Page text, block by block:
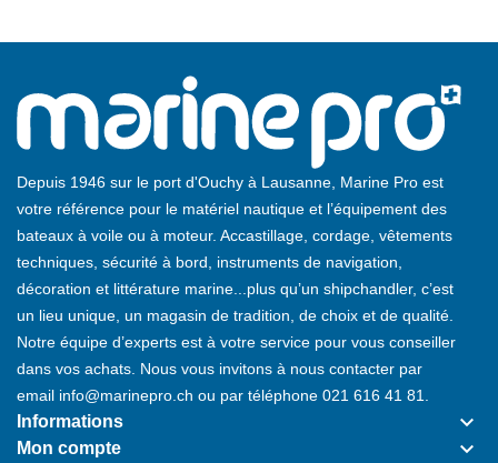
Depuis 1946 sur le port d'Ouchy à Lausanne, Marine Pro est
votre référence pour le matériel nautique et l’équipement des
bateaux à voile ou à moteur. Accastillage, cordage, vêtements
techniques, sécurité à bord, instruments de navigation,
décoration et littérature marine...plus qu’un shipchandler, c’est
un lieu unique, un magasin de tradition, de choix et de qualité.
Notre équipe d’experts est à votre service pour vous conseiller
dans vos achats. Nous vous invitons à nous contacter par
email info@marinepro.ch ou par téléphone 021 616 41 81
Informations keyboard_arrow_down
Mon compte keyboard_arrow_down